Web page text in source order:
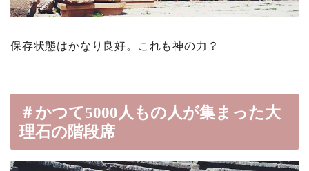
保存状態はかなり良好。これも神の力？
＃かつて5000人もの人が集まった大
理石の階段席